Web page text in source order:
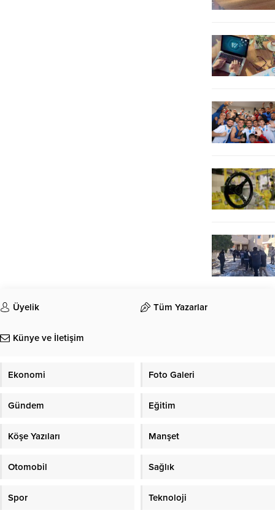
Üyelik Tüm Yazarlar
Künye ve İletişim
Ekonomi Foto Galeri
Gündem Eğitim
Köşe Yazıları Manşet
Otomobil Sağlık
Spor Teknoloji